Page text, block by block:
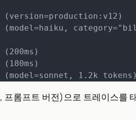
(model=sonnet, 1.2k tokens)
롬프트 버전)으로 트레이스를